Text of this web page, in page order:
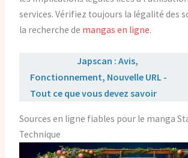
services. Vérifiez toujours la légalité des
la recherche de mangas en ligne.
Japscan : Avis,
Fonctionnement, Nouvelle URL -
Tout ce que vous devez savoir
Sources en ligne fiables pour le manga
Technique